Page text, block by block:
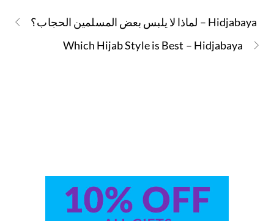
لماذا لا يلبس بعض المسلمين الحجاب؟ – Hidjabaya
Which Hijab Style is Best – Hidjabaya